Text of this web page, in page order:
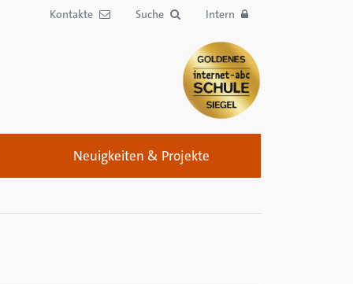
Kontakte Suche Intern
Neuigkeiten & Projekte